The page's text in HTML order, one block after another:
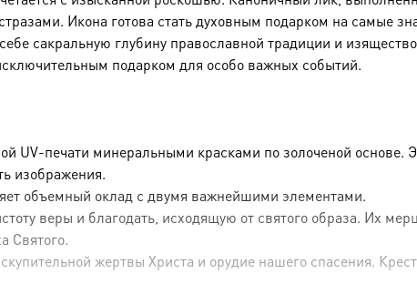
Икона готова стать духовным подарком на самые
сакральную глубину православной традиции и
подарком для особо важных событий.
UV-печати минеральными красками по золоченой основе.
изображения.
объемный оклад с двумя важнейшими элементами.
веры и благодать, исходящую от святого образа. Их
Святого.
жертвы Христа и орудие нашего спасения.